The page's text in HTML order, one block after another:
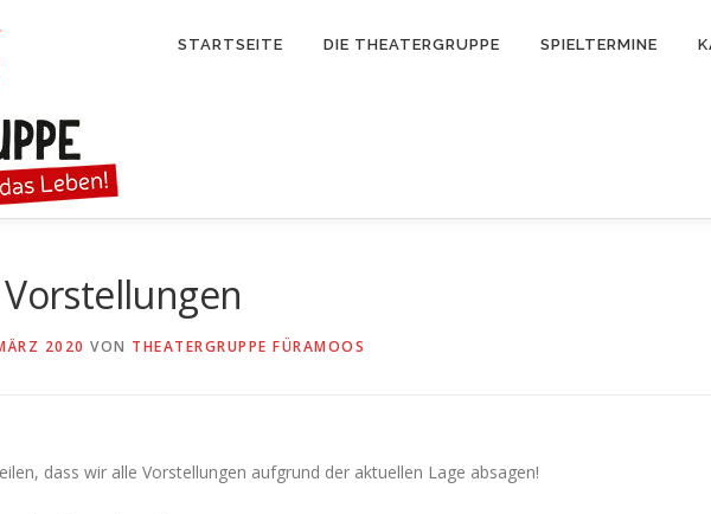
STARTSEITE DIE THEATERGRUPPE SPIELTERMINE
2020 VON THEATERGRUPPE FÜRAMOOS
dass wir alle Vorstellungen aufgrund der aktuellen Lage absagen!